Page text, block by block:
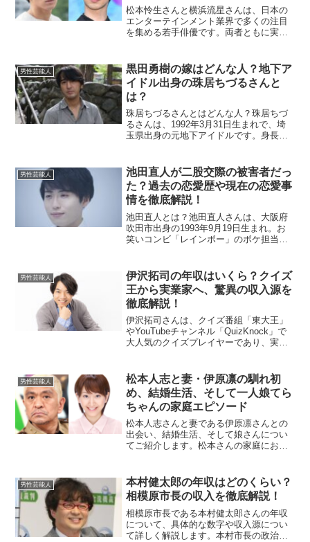
松本怜生さんと横浜流星さんは、日本の
エンターテインメント業界で多くの注目
を集める若手俳優です。両者ともに実力
ルや共演作、そしてそれぞれの魅力につ
いて詳しくご紹介します。...
男性芸能人
黒田勇樹の嫁はどんな人？地下ア
イドル出身の珠居ちづるさんと
は？
珠居ちづるさんとはどんな人？珠居ちづ
るさんは、1992年3月31日生まれで、埼
玉県出身の元地下アイドルです。身長
「Nyan7」のリーダーとして活動してい
ました。また...
男性芸能人
池田直人が二股交際の被害者だっ
た？過去の恋愛歴や現在の恋愛事
情を徹底解説！
池田直人とは？池田直人さんは、大阪府
吹田市出身の1993年9月19日生まれ。お
笑いコンビ「レインボー」のボケ担当と
多くのファンを持ち、バラエティ番組や
YouTubeでも...
男性芸能人
伊沢拓司の年収はいくら？クイズ
王から実業家へ、驚異の収入源を
徹底解説！
伊沢拓司さんは、クイズ番組「東大王」
やYouTubeチャンネル「QuizKnock」で
大人気のクイズプレイヤーであり、実業
く解説します。伊沢拓司の年収はどれく
らい？伊沢...
男性芸能人
松本人志と妻・伊原凛の馴れ初
め、結婚生活、そして一人娘てら
ちゃんの家庭エピソード
松本人志さんと妻である伊原凛さんとの
出会い、結婚生活、そして娘さんについ
てご紹介します。松本さんの家庭におけ
興味深いものとなっています。松本人志
と妻・伊原凛さんの馴れ初...
男性芸能人
本村健太郎の年収はどのくらい？
相模原市長の収入を徹底解説！
相模原市長である本村健太郎さんの年収
について、具体的な数字や収入源につい
て詳しく解説します。本村市長の政治家